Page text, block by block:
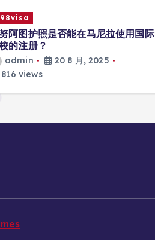
阿图护照是否能在马尼拉使用国际
的注册？
admin
20 8 月, 2025
816 views